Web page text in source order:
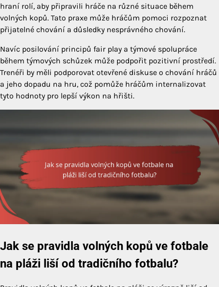
hraní rolí, aby připravili hráče na různé situace během
volných kopů. Tato praxe může hráčům pomoci rozpoznat
přijatelné chování a důsledky nesprávného chování.
Navíc posilování principů fair play a týmové spolupráce
během týmových schůzek může podpořit pozitivní prostředí.
Trenéři by měli podporovat otevřené diskuse o chování hráčů
a jeho dopadu na hru, což pomůže hráčům internalizovat
tyto hodnoty pro lepší výkon na hřišti.
Jak se pravidla volných kopů ve fotbale
na pláži liší od tradičního fotbalu?